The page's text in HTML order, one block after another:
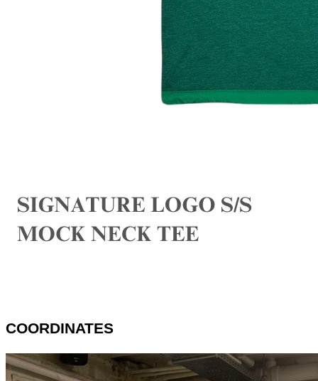
COORDINATES